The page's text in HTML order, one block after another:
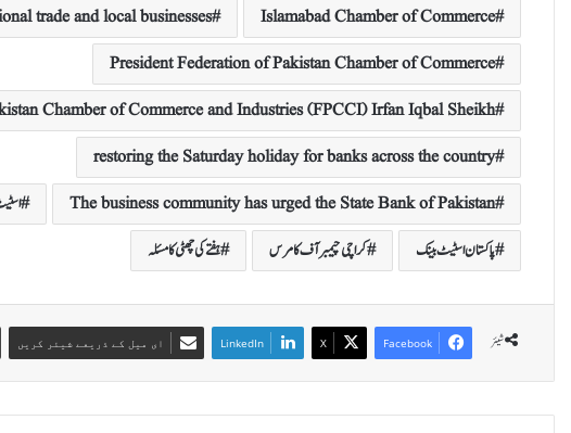
Islamabad Chamber of Commerce
trade and local businesses
President Federation of Pakistan Chamber of Commerce
Chamber of Commerce and Industries (FPCCI) Irfan Iqbal Sheikh
restoring the Saturday holiday for banks across the country
The business community has urged the State Bank of Pakistan
پاکستان اسٹیٹ بینک
کراچی چیمبر آف کامرس ہفتے کی چھٹی کا مسئلہ
شیئر Facebook
X
LinkedIn ای میل کے ذریعے شیئر کریں